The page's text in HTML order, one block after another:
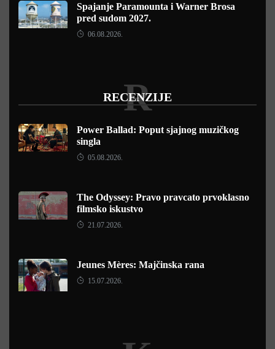
Spajanje Paramounta i Warner Brosa
pred sudom 2027.
06.08.2026.
RECENZIJE
R
Power Ballad: Poput sjajnog muzičkog
singla
05.08.2026.
The Odyssey: Pravo pravcato prvoklasno
filmsko iskustvo
21.07.2026.
Jeunes Mères: Majčinska rana
15.07.2026.